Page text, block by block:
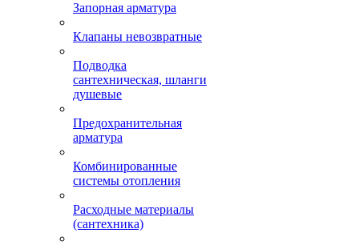
Запорная арматура
Клапаны невозвратные
Подводка
сантехническая, шланги
душевые
Предохранительная
арматура
Комбинированные
системы отопления
Расходные материалы
(сантехника)